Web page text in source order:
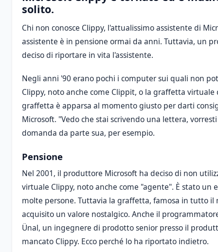
solito.
Chi non conosce Clippy, l'attualissimo assistente di
assistente è in pensione ormai da anni. Tuttavia, un
deciso di riportare in vita l'assistente.
Negli anni '90 erano pochi i computer sui quali non
Clippy, noto anche come Clippit, o la graffetta virtuale
graffetta è apparsa al momento giusto per darti
Microsoft. "Vedo che stai scrivendo una lettera,
domanda da parte sua, per esempio.
Pensione
Nel 2001, il produttore Microsoft ha deciso di non
virtuale Clippy, noto anche come "agente". È stato un
molte persone. Tuttavia la graffetta, famosa in tutto il
acquisito un valore nostalgico. Anche il
Ünal, un ingegnere di prodotto senior presso il
mancato Clippy. Ecco perché lo ha riportato indietro.